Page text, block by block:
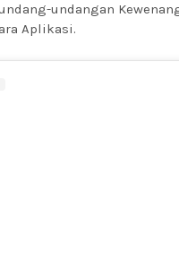
undangan
Aplikasi.